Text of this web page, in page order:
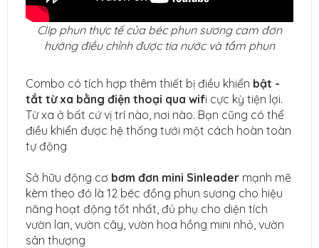
Clip phun thực tế của béc phun sương cam đơn
hướng điều chỉnh được tia nước và tầm phun
Combo có tích hợp thêm thiết bị điều khiển bật -
tắt từ xa bằng điện thoại qua wifi cực kỳ tiện lợi.
Từ xa ở bất cứ vị trí nào, nơi nào. Bạn cũng có thể
điều khiển được hệ thống tưới một cách hoàn toàn
tự động
Sở hữu động cơ bơm đơn mini Sinleader mạnh mẽ
kèm theo đó là 12 béc đồng phun sương cho hiệu
năng hoạt động tốt nhất, đủ phụ cho diện tích
vườn lan, vườn cây, vườn hoa hồng mini nhỏ, vườn
sân thượng